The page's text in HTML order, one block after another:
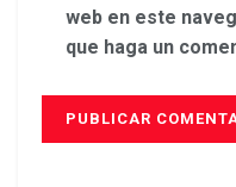
web en este
que haga un